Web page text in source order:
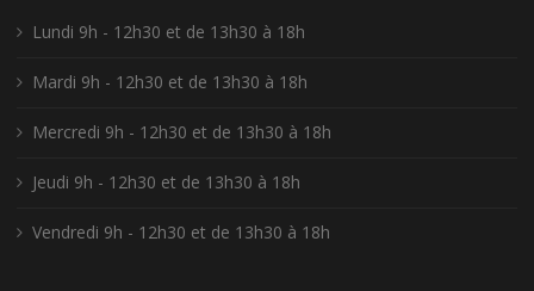
Lundi 9h - 12h30 et de 13h30 à 18h
Mardi 9h - 12h30 et de 13h30 à 18h
Mercredi 9h - 12h30 et de 13h30 à 18h
Jeudi 9h - 12h30 et de 13h30 à 18h
Vendredi 9h - 12h30 et de 13h30 à 18h